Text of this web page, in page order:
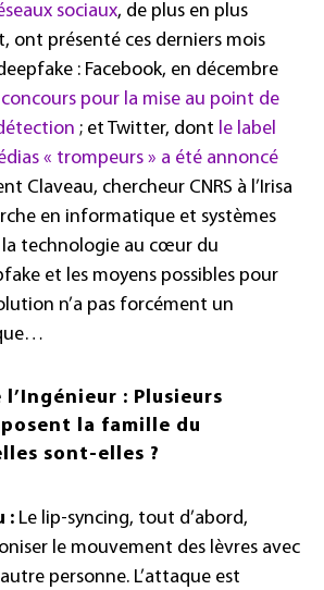
sociaux, de plus en plus
ont présenté ces derniers mois
: Facebook, en décembre
concours pour la mise au point de
; et Twitter, dont le label
« trompeurs » a été annoncé
Claveau, chercheur CNRS à l’Irisa
en informatique et systèmes
technologie au cœur du
et les moyens possibles pour
n’a pas forcément un
l’Ingénieur : Plusieurs
la famille du
sont-elles ?
: Le lip-syncing, tout d’abord,
le mouvement des lèvres avec
personne. L’attaque est